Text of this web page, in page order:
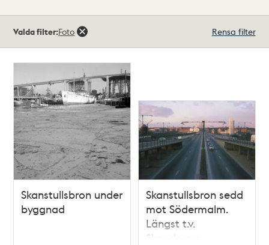
115träffar
Valda filter:Foto Rensa filter
Skanstullsbron under
byggnad
Skanstullsbron sedd
mot Södermalm.
Längst t.v.
Skanskvarn